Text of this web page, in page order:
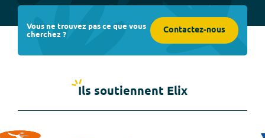
Vous ne trouvez pas ce que vous
cherchez ? Contactez-nous
Ils soutiennent Elix